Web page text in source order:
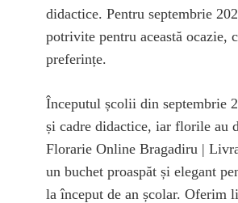
didactice. Pentru septembrie
potrivite pentru această ocazie,
preferințe.
Începutul școlii din septembrie
și cadre didactice, iar florile au
Florarie Online Bragadiru |
un buchet proaspăt și elegant
la început de an școlar. Oferim